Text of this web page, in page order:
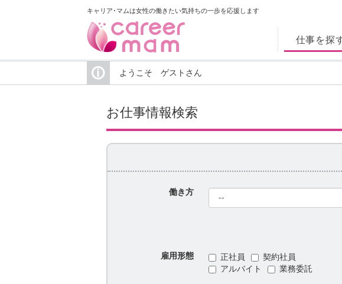
キャリア･マムは女性の働きたい気持ちの一歩を応援します
仕事を探
ようこそ ゲストさん
お仕事情報検索
働き方
雇用形態 正社員
契約社員
アルバイト
業務委託